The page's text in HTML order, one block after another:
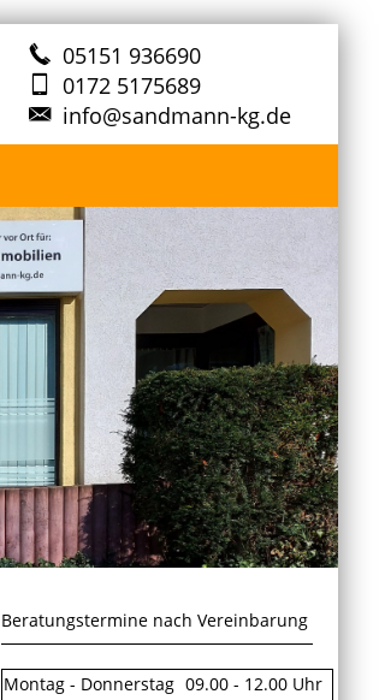
05151 936690
0172 5175689
info@sandmann-kg.de
Beratungstermine nach Vereinbarung
Montag - Donnerstag 09.00 - 12.00 Uhr